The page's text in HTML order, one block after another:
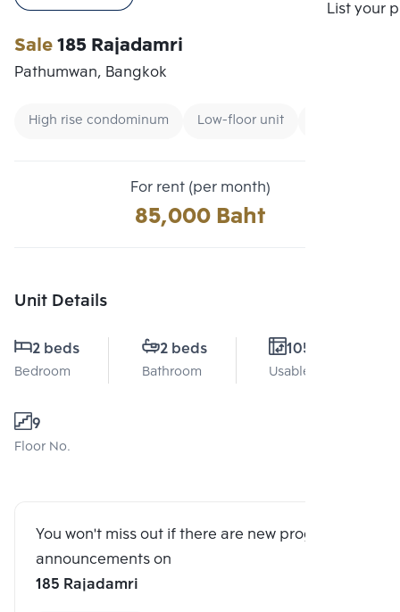
List your
Sale185 Rajadamri
Pathumwan, Bangkok
High rise condominum Low-floor unit
For rent (per month)
85,000 Baht
Unit Details
2 beds
Bedroom
2 beds
Bathroom
105 Sq.m.
Usable area
9
Floor No.
You won't miss out if there are new program
announcements on
185 Rajadamri